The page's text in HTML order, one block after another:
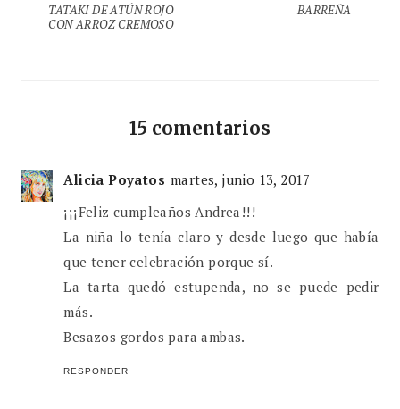
TATAKI DE ATÚN ROJO
CON ARROZ CREMOSO
BARREÑA
15 comentarios
Alicia Poyatos martes, junio 13, 2017
¡¡¡Feliz cumpleaños Andrea!!!
La niña lo tenía claro y desde luego que había
que tener celebración porque sí.
La tarta quedó estupenda, no se puede pedir
más.
Besazos gordos para ambas.
RESPONDER